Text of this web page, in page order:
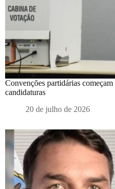
Convenções partidárias
candidaturas
20 de julho de 2026